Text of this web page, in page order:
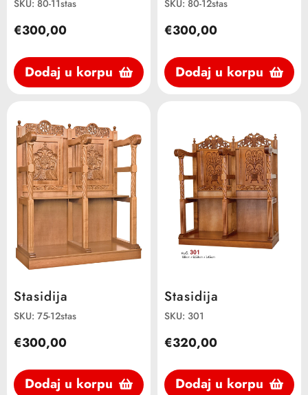
SKU: 80-11stas
€300,00
Dodaj u korpu
SKU: 80-12stas
€300,00
Dodaj u korpu
Stasidija
SKU: 75-12stas
€300,00
Dodaj u korpu
Stasidija
SKU: 301
€320,00
Dodaj u korpu